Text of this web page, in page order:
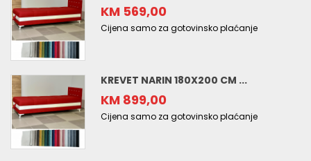
KM 569,00
Cijena samo za gotovinsko plaćanje
KREVET NARIN 180X200 CM ...
KM 899,00
Cijena samo za gotovinsko plaćanje